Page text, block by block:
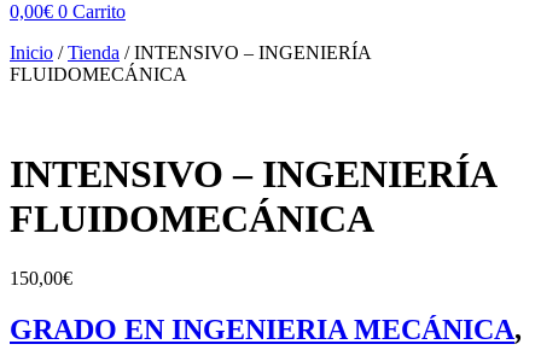
0,00€ 0 Carrito
Inicio /Tienda /INTENSIVO – INGENIERÍA
FLUIDOMECÁNICA
INTENSIVO – INGENIERÍA
FLUIDOMECÁNICA
150,00€
GRADO EN INGENIERIA MECÁNICA,